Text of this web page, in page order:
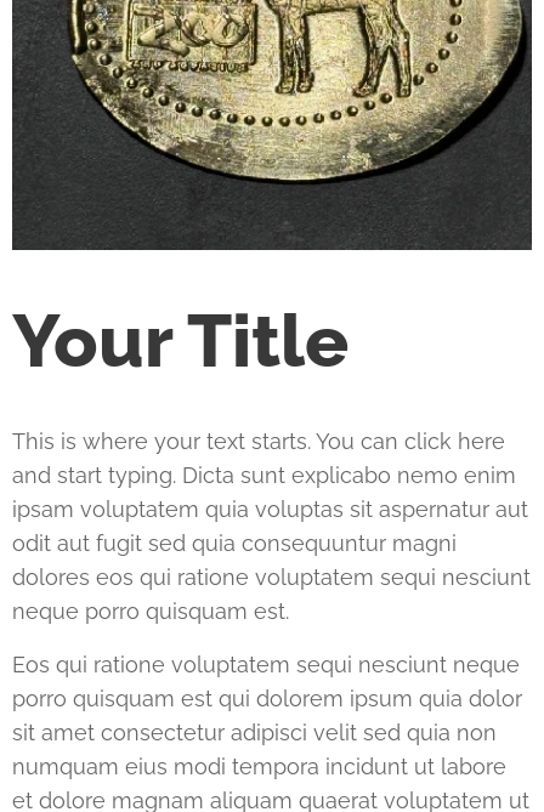
Your Title
This is where your text starts. You can click here
and start typing. Dicta sunt explicabo nemo enim
ipsam voluptatem quia voluptas sit aspernatur aut
odit aut fugit sed quia consequuntur magni
dolores eos qui ratione voluptatem sequi nesciunt
neque porro quisquam est.
Eos qui ratione voluptatem sequi nesciunt neque
porro quisquam est qui dolorem ipsum quia dolor
sit amet consectetur adipisci velit sed quia non
numquam eius modi tempora incidunt ut labore
et dolore magnam aliquam quaerat voluptatem ut